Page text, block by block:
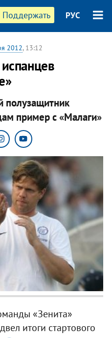
Поддержать РУС
2012, 13:12
полузащитник
пример с «Малаги»
«Зенита»
итоги стартового